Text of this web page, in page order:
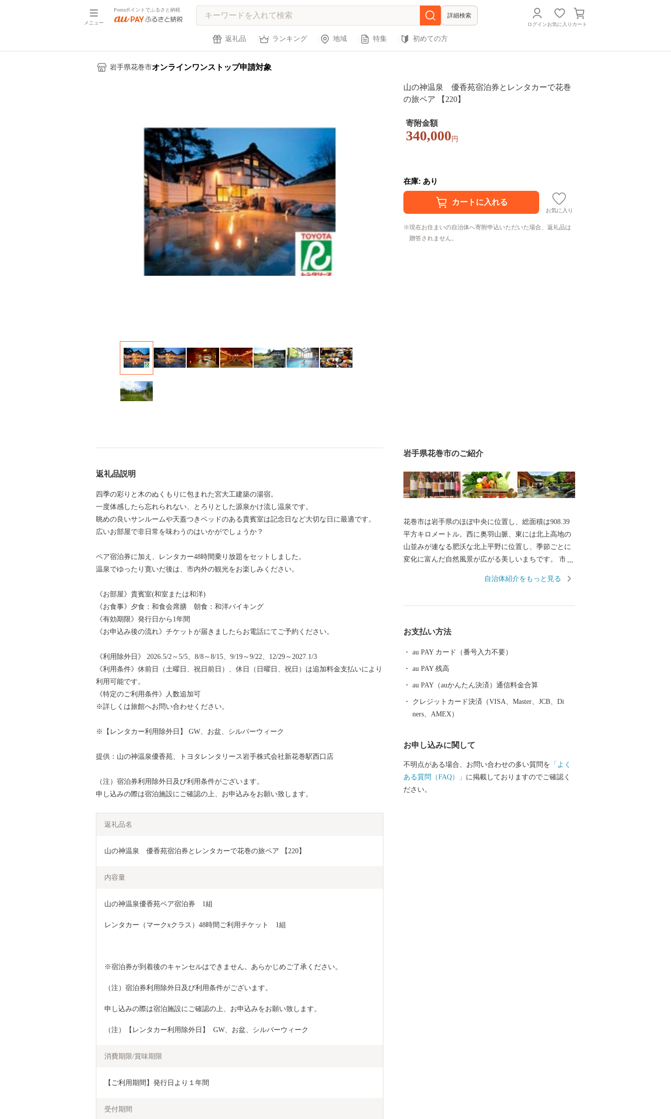
メニュー
Pontaポイントでふるさと納税
詳細検索
ログインお気に入り カート
返礼品 ランキング 地域 特集 初めての方
岩手県花巻市オンラインワンストップ申請対象
山の神温泉 優香苑宿泊券とレンタカーで花巻
の旅ペア 【220】
寄附金額
340,000 円
在庫: あり
お気に入り
現在お住まいの自治体へ寄附申込いただいた場合、返礼品は
贈答されません。
返礼品説明
四季の彩りと木のぬくもりに包まれた宮大工建築の湯宿。
一度体感したら忘れられない、とろりとした源泉かけ流し温泉です。
眺めの良いサンルームや天蓋つきベッドのある貴賓室は記念日など大切な日に最適です。
広いお部屋で非日常を味わうのはいかがでしょうか？
ペア宿泊券に加え、レンタカー48時間乗り放題をセットしました。
温泉でゆったり寛いだ後は、市内外の観光をお楽しみください。
《お部屋》貴賓室(和室または和洋)
《お食事》夕食：和食会席膳 朝食：和洋バイキング
《有効期限》発行日から1年間
《お申込み後の流れ》チケットが届きましたらお電話にてご予約ください。
《利用除外日》 2026.5/2～5/5、8/8～8/15、9/19～9/22、12/29～2027.1/3
《利用条件》休前日（土曜日、祝日前日）、休日（日曜日、祝日）は追加料金支払いにより
利用可能です。
《特定のご利用条件》人数追加可
※詳しくは旅館へお問い合わせください。
※【レンタカー利用除外日】 GW、お盆、シルバーウィーク
提供：山の神温泉優香苑、トヨタレンタリース岩手株式会社新花巻駅西口店
（注）宿泊券利用除外日及び利用条件がございます。
申し込みの際は宿泊施設にご確認の上、お申込みをお願い致します。
返礼品名
山の神温泉　優香苑宿泊券とレンタカーで花巻の旅ペア 【220】
内容量
山の神温泉優香苑ペア宿泊券　1組
レンタカー（マークxクラス）48時間ご利用チケット　1組
※宿泊券が到着後のキャンセルはできません。あらかじめご了承ください。
（注）宿泊券利用除外日及び利用条件がございます。
申し込みの際は宿泊施設にご確認の上、お申込みをお願い致します。
（注）【レンタカー利用除外日】  GW、お盆、シルバーウィーク
消費期限/賞味期限
【ご利用期間】発行日より１年間
受付期間
岩手県花巻市のご紹介
花巻市は岩手県のほぼ中央に位置し、総面積は908.39
平方キロメートル。西に奥羽山脈、東には北上高地の
山並みが連なる肥沃な北上平野に位置し、季節ごとに
変化に富んだ自然風景が広がる美しいまちです。 市の
があります。周辺は県立自然公園に指定され、立ちの
に、早池峰神楽や鹿踊りなどの郷土芸能、日本三大杜
氏のひとつ南部杜氏、さき織り、ホームスパン等の優
唯一の花巻空港があり、東北新幹線新花巻駅や東北自
動車道、東北横断自動車道などの高速交通網が整備さ
れるなど、北東北の高速交通網の結節点という極めて
自治体紹介をもっと見る
お支払い方法
au PAY カード（番号入力不要）
au PAY 残高
au PAY（auかんたん決済）通信料金合算
クレジットカード決済（VISA、Master、JCB、Di
ners、AMEX）
お申し込みに関して
不明点がある場合、お問い合わせの多い質問を 「よく
ある質問（FAQ）」 に掲載しておりますのでご確認く
ださい。